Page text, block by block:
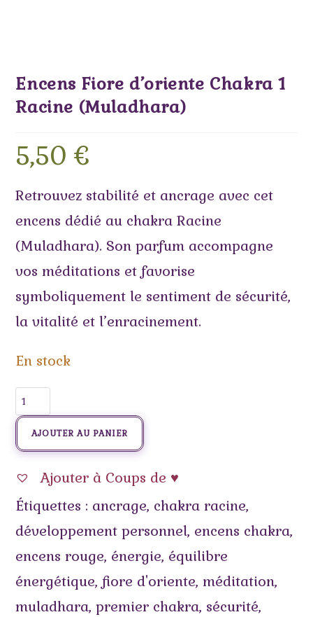
Encens Fiore d’oriente Chakra 1
Racine (Muladhara)
5,50€
Retrouvez stabilité et ancrage avec cet
encens dédié au chakra Racine
(Muladhara). Son parfum accompagne
vos méditations et favorise
symboliquement le sentiment de sécurité,
la vitalité et l’enracinement.
En stock
AJOUTER AU PANIER
Ajouter à Coups de ♥
Étiquettes : ancrage, chakra racine,
développement personnel, encens chakra,
encens rouge, énergie, équilibre
énergétique,fiore d'oriente,méditation,
muladhara,premier chakra, sécurité,